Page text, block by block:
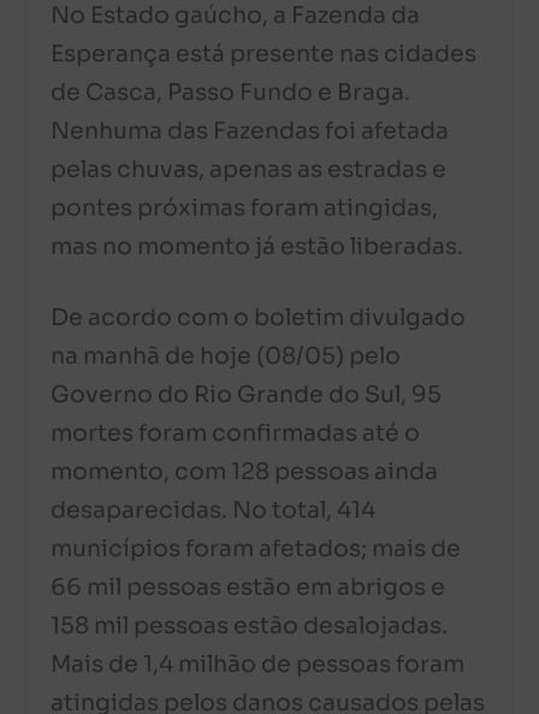
No Estado gaúcho, a Fazenda da
Esperança está presente nas cidades
de Casca, Passo Fundo e Braga.
Nenhuma das Fazendas foi afetada
pelas chuvas, apenas as estradas e
pontes próximas foram atingidas,
mas no momento já estão liberadas.
De acordo com o boletim divulgado
na manhã de hoje (08/05) pelo
Governo do Rio Grande do Sul, 95
mortes foram confirmadas até o
momento, com 128 pessoas ainda
desaparecidas. No total, 414
municípios foram afetados; mais de
66 mil pessoas estão em abrigos e
158 mil pessoas estão desalojadas.
Mais de 1,4 milhão de pessoas foram
atingidas pelos danos causados pelas